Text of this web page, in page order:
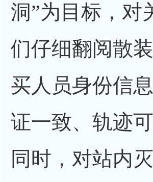
洞”为目标，对
们仔细翻阅散
买人员身份信
证一致、轨迹
同时，对站内